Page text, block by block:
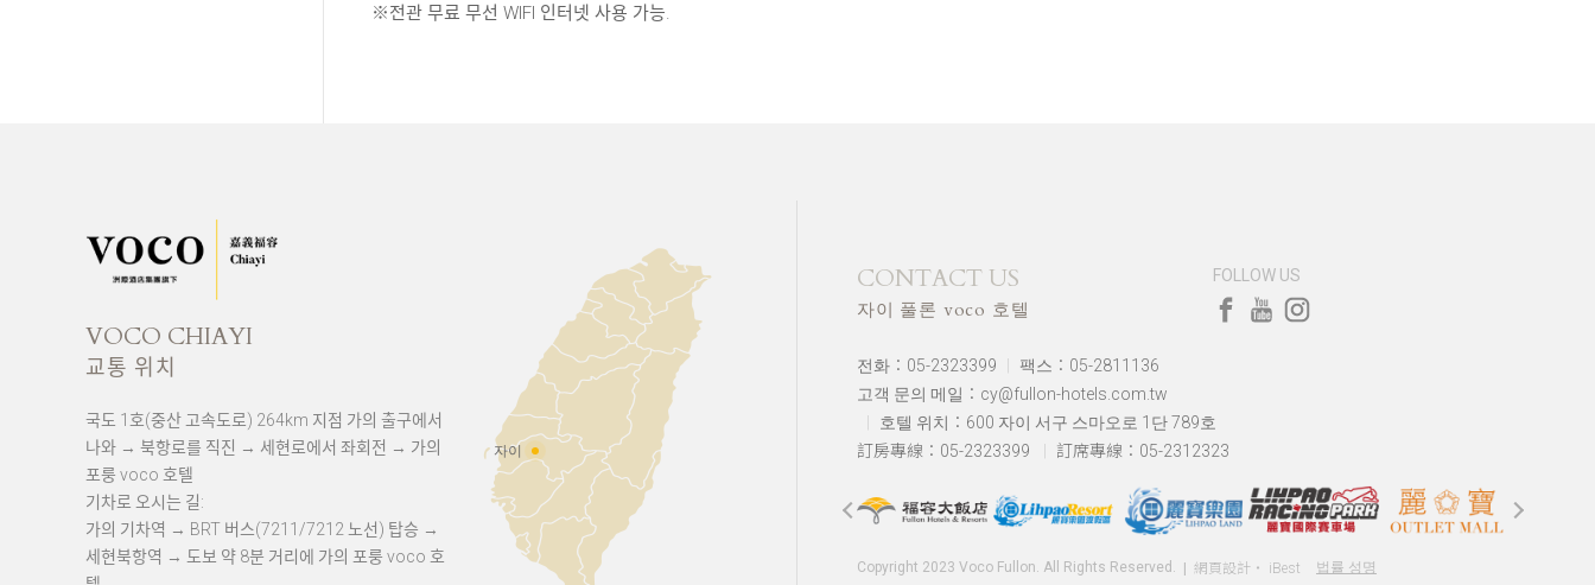
※전관 무료 무선 WIFI 인터넷 사용 가능.
VOCO CHIAYI
교통 위치
국도 1호(중산 고속도로) 264km 지점 가의 출구에서
나와 → 북항로를 직진 → 세현로에서 좌회전 → 가의
포룽 voco 호텔
기차로 오시는 길:
가의 기차역 → BRT 버스(7211/7212 노선) 탑승 →
세현북항역 → 도보 약 8분 거리에 가의 포룽 voco 호
자이
CONTACT US
자이 풀론 voco 호텔
FOLLOW US
전화：05-2323399
팩스：05-2811136
고객 문의 메일：cy@fullon-hotels.com.tw
호텔 위치： 600 자이 서구 스마오로 1단 789호
訂房專線：05-2323399
訂席專線：05-2312323
Copyright 2023 Voco Fullon. All Rights Reserved. 網頁設計 ‧ iBest 법률 성명